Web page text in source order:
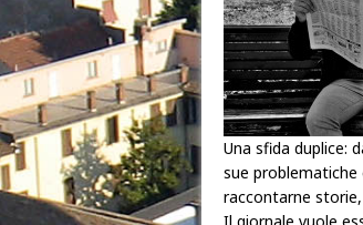
Una sfida duplice:
sue problematiche
raccontarne
Il giornale vuole